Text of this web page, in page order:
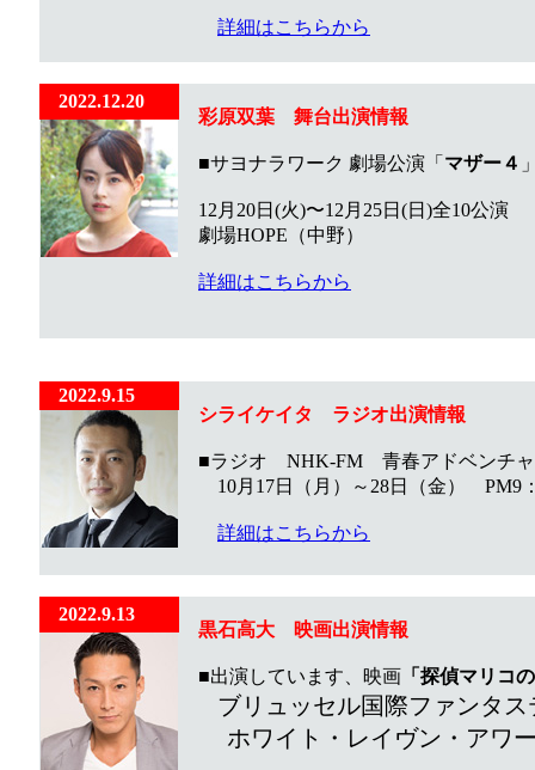
詳細はこちらから
2022.12.20
彩原双葉 舞台出演情報
■サヨナラワーク 劇場公演「 マザー４
12月20日(火)〜12月25日(日)全10公演
劇場HOPE（中野）
詳細はこちらから
2022.9.15
シライケイタ ラジオ出演情報
■ラジオ NHK-FM 青春アドベンチ
10月17日（月）～28日（金） PM9：
詳細はこちらから
2022.9.13
黒石高大 映画出演情報
■出演しています、映画 「探偵マリコ
ブリュッセル国際ファンタ
ホワイト ・ レイヴン ・ アワ